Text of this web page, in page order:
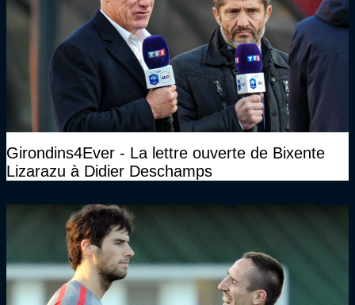
Girondins4Ever - La lettre ouverte de Bixente
Lizarazu à Didier Deschamps